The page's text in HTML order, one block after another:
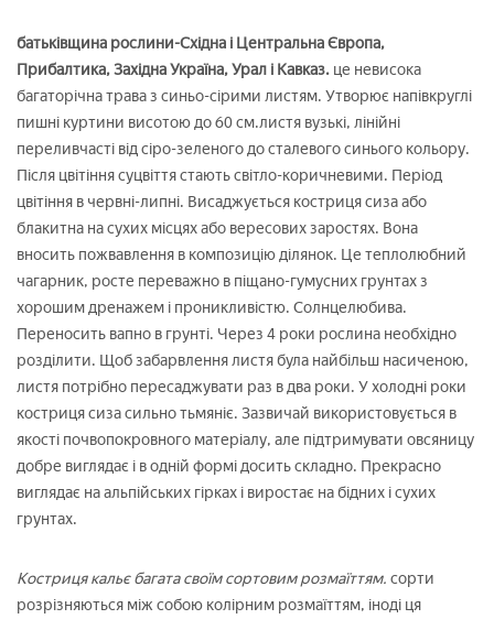
батьківщина рослини-Східна і Центральна Європа,
Прибалтика, Західна Україна, Урал і Кавказ. це невисока
багаторічна трава з синьо-сірими листям. Утворює напівкруглі
пишні куртини висотою до 60 см.листя вузькі, лінійні
переливчасті від сіро-зеленого до сталевого синього кольору.
Після цвітіння суцвіття стають світло-коричневими. Період
цвітіння в червні-липні. Висаджується костриця сиза або
блакитна на сухих місцях або вересових заростях. Вона
вносить пожвавлення в композицію ділянок. Це теплолюбний
чагарник, росте переважно в піщано-гумусних грунтах з
хорошим дренажем і проникливістю. Солнцелюбива.
Переносить вапно в грунті. Через 4 роки рослина необхідно
розділити. Щоб забарвлення листя була найбільш насиченою,
листя потрібно пересаджувати раз в два роки. У холодні роки
костриця сиза сильно тьмяніє. Зазвичай використовується в
якості почвопокровного матеріалу, але підтримувати овсяницу
добре виглядає і в одній формі досить складно. Прекрасно
виглядає на альпійських гірках і виростає на бідних і сухих
грунтах.
Костриця кальє багата своїм сортовим розмаїттям. сорти
розрізняються між собою колірним розмаїттям, іноді ця